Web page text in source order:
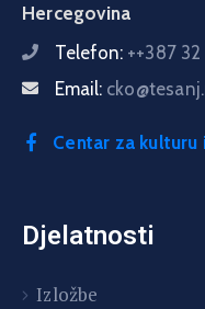
Hercegovina
Telefon: ++387
Email:
Centar za
Djelatnosti
Izložbe